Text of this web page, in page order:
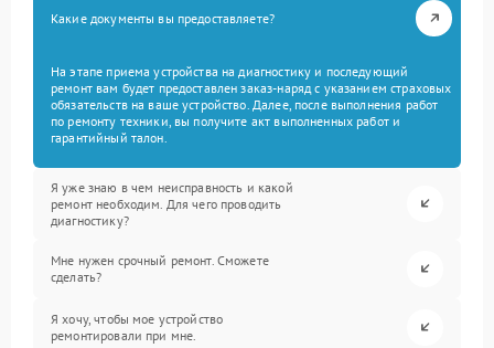
Какие документы вы предоставляете?
На этапе приема устройства на диагностику и последующий
ремонт вам будет предоставлен заказ-наряд с указанием страховых
обязательств на ваше устройство. Далее, после выполнения работ
по ремонту техники, вы получите акт выполненных работ и
гарантийный талон.
Я уже знаю в чем неисправность и какой
ремонт необходим. Для чего проводить
диагностику?
Мне нужен срочный ремонт. Сможете
сделать?
Я хочу, чтобы мое устройство
ремонтировали при мне.